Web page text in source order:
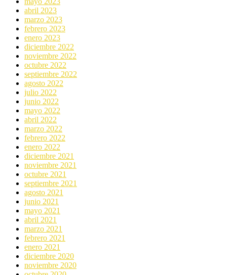
abril 2023
marzo 2023
febrero 2023
enero 2023
diciembre 2022
noviembre 2022
octubre 2022
septiembre 2022
agosto 2022
julio 2022
junio 2022
mayo 2022
abril 2022
marzo 2022
febrero 2022
enero 2022
diciembre 2021
noviembre 2021
octubre 2021
septiembre 2021
agosto 2021
junio 2021
mayo 2021
abril 2021
marzo 2021
febrero 2021
enero 2021
diciembre 2020
noviembre 2020